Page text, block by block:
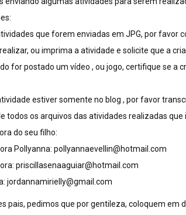
que forem enviadas em JPG, por favor
ou imprima a atividade e solicite que a
for postado um vídeo , ou jogo, certifique se a
estiver somente no blog , por favor
todos os arquivos das atividades realizadas
do seu filho:
Pollyanna: pollyannaevellin@hotmail.com
priscillasenaaguiar@hotmail.com
jordannamirielly@gmail.com
pais, pedimos que por gentileza, coloquem em